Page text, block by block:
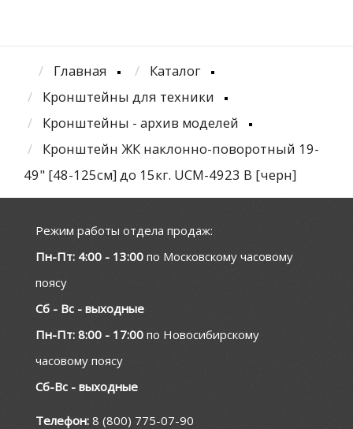
Главная
Каталог
Кронштейны для техники
Кронштейны - архив моделей
Кронштейн ЖК наклонно-поворотный 19-
49" [48-125см] до 15кг. UCM-4923 B [черн]
Режим работы отдела продаж:
Пн-Пт: 4:00 - 13:00 по Московскому часовому
поясу
Сб - Вс - выходные
Пн-Пт: 8:00 - 17:00 по Новосибирскому
часовому поясу
Сб-Вс - выходные
Телефон: 8 (800) 775-07-90